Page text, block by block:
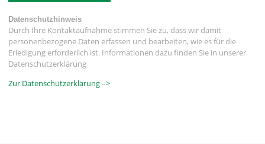
Datenschutzhinweis
Durch Ihre Kontaktaufnahme stimmen Sie zu, dass wir damit
personenbezogene Daten erfassen und bearbeiten, wie es für die
Erledigung erforderlich ist. Informationen dazu finden Sie in unserer
Datenschutzerklärung
Zur Datenschutzerklärung –>